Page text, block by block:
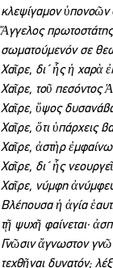
κλεψίγαμον ὑπονοῶν
Ἄγγελος
σωματούμενόν σε
Χαῖρε, δι΄ ἧς ἡ χαρὰ
Χαῖρε, τοῦ πεσόντος
Χαῖρε, ὕψος
Χαῖρε, ὅτι ὑπάρχεις
Χαῖρε, ἀστὴρ
Χαῖρε, δι΄ ἧς
Χαῖρε, νύμφη
Βλέπουσα ἡ ἁγία
τῇ ψυχῆ φαίνεται·
Γνῶσιν ἄγνωστον
τεχθῆναι δυνατόν;